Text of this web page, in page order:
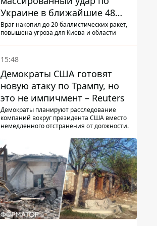
Украине в ближайшие 48
часов – разведка США
Враг накопил до 20 баллистических ракет,
повышена угроза для Киева и области
15:48
Демократы США готовят
новую атаку по Трампу, но
это не импичмент – Reuters
Демократы планируют расследование
компаний вокруг президента США вместо
немедленного отстранения от должности.